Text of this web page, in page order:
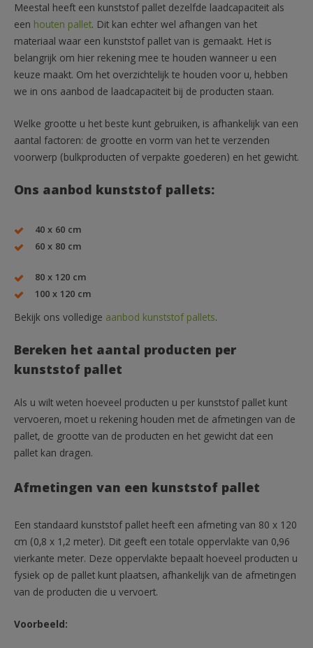
Meestal heeft een kunststof pallet dezelfde laadcapaciteit als
een houten pallet. Dit kan echter wel afhangen van het
materiaal waar een kunststof pallet van is gemaakt. Het is
belangrijk om hier rekening mee te houden wanneer u een
keuze maakt. Om het overzichtelijk te houden voor u, hebben
we in ons aanbod de laadcapaciteit bij de producten staan.
Welke grootte u het beste kunt gebruiken, is afhankelijk van een
aantal factoren: de grootte en vorm van het te verzenden
voorwerp (bulkproducten of verpakte goederen) en het gewicht.
Ons aanbod kunststof pallets:
40 x 60 cm
60 x 80 cm
80 x 120 cm
100 x 120 cm
Bekijk ons volledige aanbod kunststof pallets.
Bereken het aantal producten per
kunststof pallet
Als u wilt weten hoeveel producten u per kunststof pallet kunt
vervoeren, moet u rekening houden met de afmetingen van de
pallet, de grootte van de producten en het gewicht dat een
pallet kan dragen.
Afmetingen van een kunststof pallet
Een standaard kunststof pallet heeft een afmeting van 80 x 120
cm (0,8 x 1,2 meter). Dit geeft een totale oppervlakte van 0,96
vierkante meter. Deze oppervlakte bepaalt hoeveel producten u
fysiek op de pallet kunt plaatsen, afhankelijk van de afmetingen
van de producten die u vervoert.
Voorbeeld: